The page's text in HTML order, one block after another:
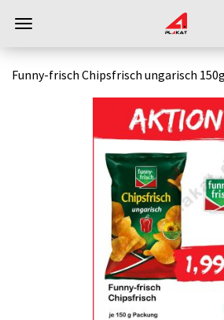
Funny-frisch Chipsfrisch ungarisch